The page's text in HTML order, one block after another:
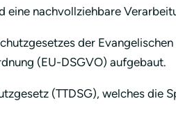
eine nachvollziehbare
der
(EU-DSGVO) aufgebaut.
(TTDSG), welches die